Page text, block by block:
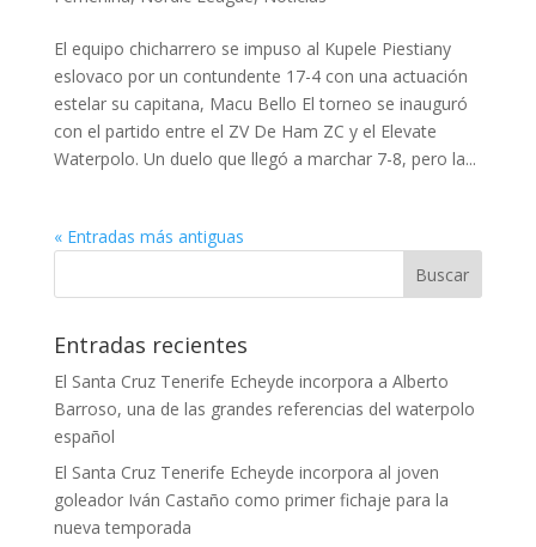
El equipo chicharrero se impuso al Kupele Piestiany
eslovaco por un contundente 17-4 con una actuación
estelar su capitana, Macu Bello El torneo se inauguró
con el partido entre el ZV De Ham ZC y el Elevate
Waterpolo. Un duelo que llegó a marchar 7-8, pero la...
« Entradas más antiguas
Entradas recientes
El Santa Cruz Tenerife Echeyde incorpora a Alberto
Barroso, una de las grandes referencias del waterpolo
español
El Santa Cruz Tenerife Echeyde incorpora al joven
goleador Iván Castaño como primer fichaje para la
nueva temporada